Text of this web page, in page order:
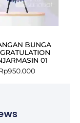
BUNGA
01
950.000